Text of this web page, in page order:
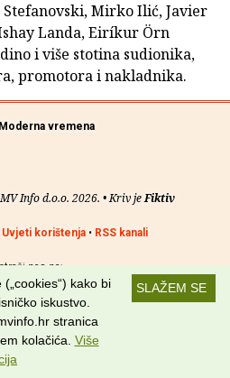
Mirko Ilić, Javier
Landa, Eiríkur Örn
i više stotina sudionika,
promotora i nakladnika.
Moderna vremena
Info d.o.o. 2026. • Kriv jeFiktiv
Uvjeti korištenja• RSS kanali
nas na:
SLAŽEM SE
kako bi
iskustvo.
stranica
kolačića. Više